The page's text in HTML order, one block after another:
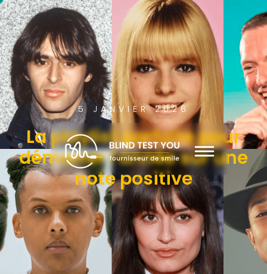
5 JANVIER 2026
La playlist parfaite pour
démarrer l’année sur une
note positive